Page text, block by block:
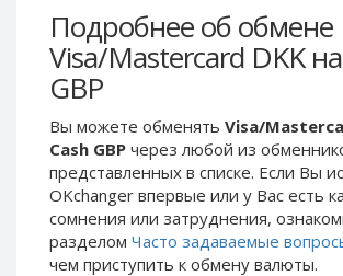
Подробнее об обмене
Visa/Mastercard DKK
GBP
Вы можете обменять Visa/
Cash GBP через любой из
представленных в списке. Если Вы
OKchanger впервые или у Вас есть
сомнения или затруднения,
разделом Часто задаваемые
чем приступить к обмену валюты.
Skril USD
Skril EUR
Skril INR
Skril PLN
Skril GBP
Skril AUD
Skril NOK
Skril SEK